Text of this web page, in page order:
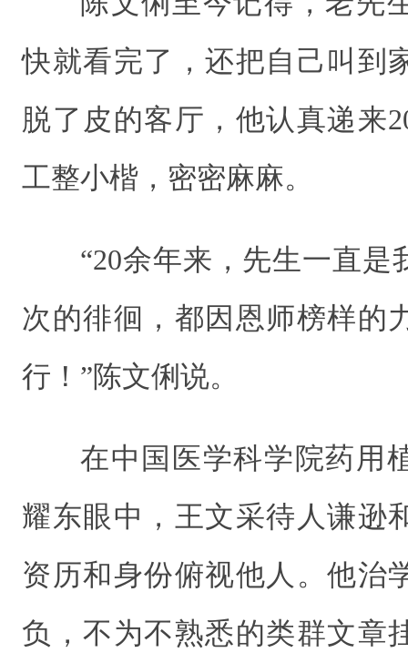
快就看完了，还把自己叫到
脱了皮的客厅，他认真递来
工整小楷，密密麻麻。
“20余年来，先生一直是
次的徘徊，都因恩师榜样的
行！”陈文俐说。
在中国医学科学院药用
耀东眼中，王文采待人谦逊
资历和身份俯视他人。他治
负，不为不熟悉的类群文章